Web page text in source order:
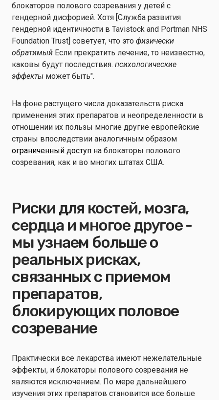
блокаторов полового созревания у детей с
гендерной дисфорией. Хотя [Служба развития
гендерной идентичности в Tavistock and Portman NHS
Foundation Trust] советует, что это физически
обратимый Если прекратить лечение, то неизвестно,
каковы будут последствия. психологические
эффекты может быть".
На фоне растущего числа доказательств риска
применения этих препаратов и неопределенности в
отношении их пользы многие другие европейские
страны впоследствии аналогичным образом
ограниченный доступ на блокаторы полового
созревания, как и во многих штатах США.
Риски для костей, мозга,
сердца и многое другое -
мы узнаем больше о
реальных рисках,
связанных с приемом
препаратов,
блокирующих половое
созревание
Практически все лекарства имеют нежелательные
эффекты, и блокаторы полового созревания не
являются исключением. По мере дальнейшего
изучения этих препаратов становится все больше